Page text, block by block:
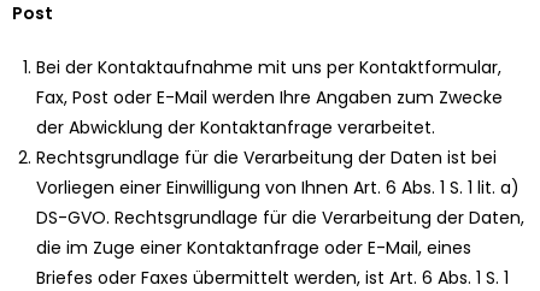
Post
Bei der Kontaktaufnahme mit uns per Kontaktformular,
Fax, Post oder E-Mail werden Ihre Angaben zum Zwecke
der Abwicklung der Kontaktanfrage verarbeitet.
Rechtsgrundlage für die Verarbeitung der Daten ist bei
Vorliegen einer Einwilligung von Ihnen Art. 6 Abs. 1 S. 1 lit. a)
DS-GVO. Rechtsgrundlage für die Verarbeitung der Daten,
die im Zuge einer Kontaktanfrage oder E-Mail, eines
Briefes oder Faxes übermittelt werden, ist Art. 6 Abs. 1 S. 1